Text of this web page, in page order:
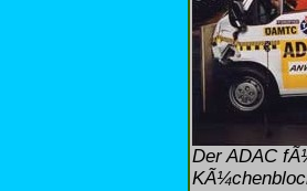
Der ADAC